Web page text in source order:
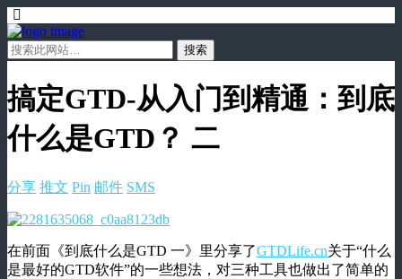
搞定GTD-从入门到精通：到底
什么是GTD？ 二
分享 推文 Pin 邮件 SMS
在前面《到底什么是GTD 一》里分享了GTDLife.cn关于“什么
是最好的GTD软件”的一些想法，对三种工具也做出了简单的